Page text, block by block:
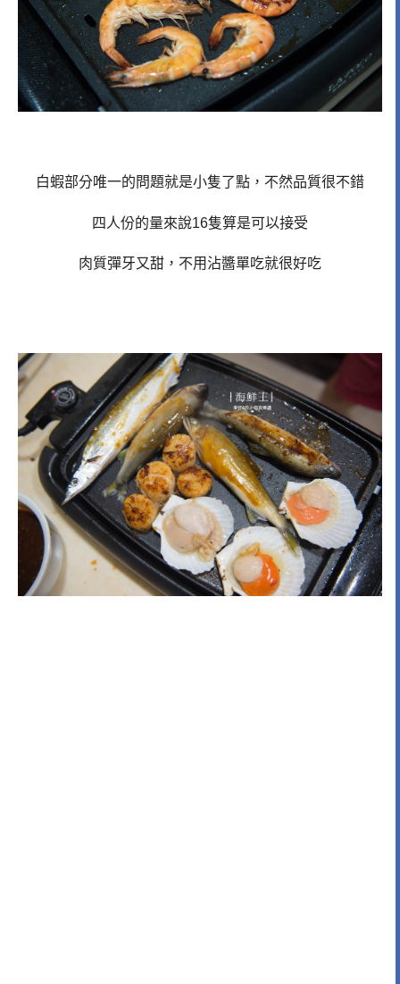
白蝦部分唯一的問題就是小隻了點，不然品質很不錯
四人份的量來說16隻算是可以接受
肉質彈牙又甜，不用沾醬單吃就很好吃